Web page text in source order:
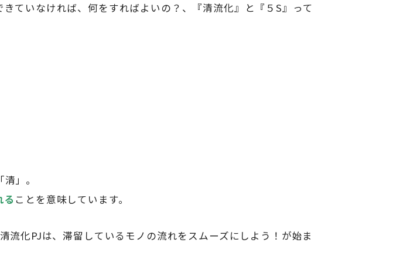
ていなければ、何をすればよいの？、『清流化』と『５S』って
」。
る ことを意味しています。
化PJは、滞留しているモノの流れをスムーズにしよう！が始ま